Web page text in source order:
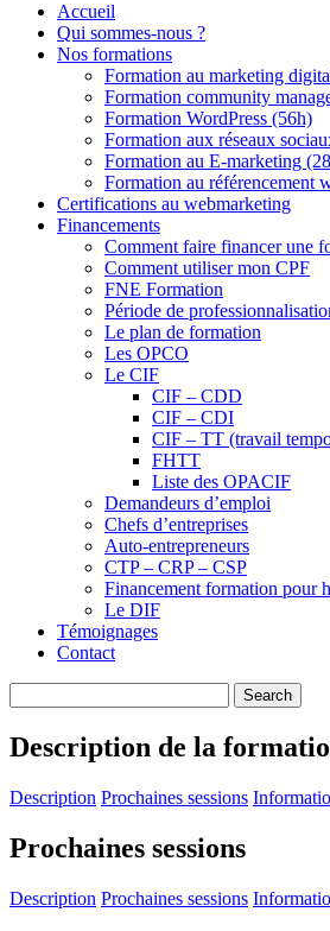
Accueil
Qui sommes-nous ?
Nos formations
Formation au marketing
Formation community
Formation WordPress (56h)
Formation aux réseaux
Formation au E-marketing
Formation au référencement
Certifications au webmarketing
Financements
Comment faire financer une
Comment utiliser mon CPF
FNE Formation
Période de
Le plan de formation
Les OPCO
Le CIF
CIF – CDD
CIF – CDI
CIF – TT (travail
FHTT
Liste des OPACIF
Demandeurs d’emploi
Chefs d’entreprises
Auto-entrepreneurs
CTP – CRP – CSP
Financement formation pour
Le DIF
Témoignages
Contact
Description de la
Description Prochaines sessions
Prochaines sessions
Description Prochaines sessions